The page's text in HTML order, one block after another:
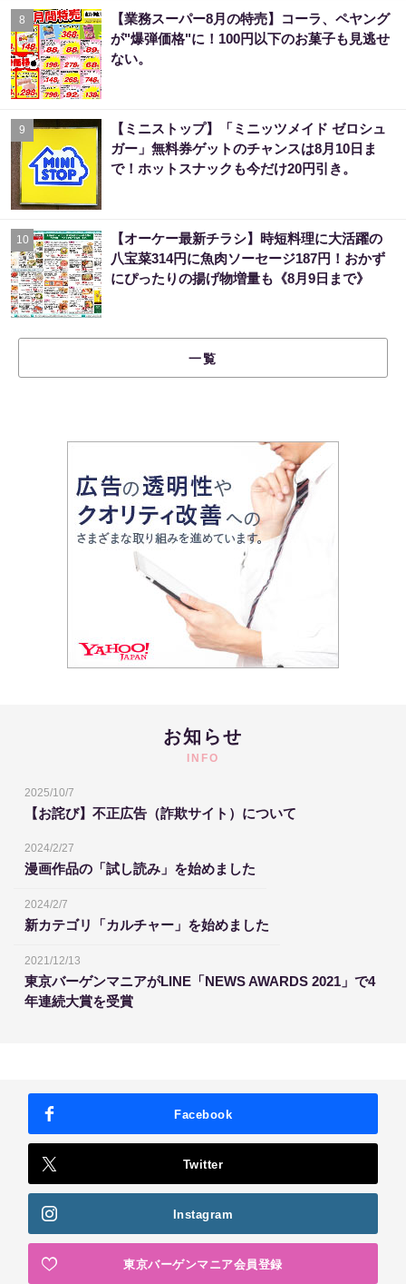
8
【業務スーパー8月の特売】コーラ、ペヤング
が"爆弾価格"に！100円以下のお菓子も見逃せ
ない。
9
【ミニストップ】「ミニッツメイド ゼロシュ
ガー」無料券ゲットのチャンスは8月10日ま
で！ホットスナックも今だけ20円引き。
10
【オーケー最新チラシ】時短料理に大活躍の
八宝菜314円に魚肉ソーセージ187円！おかず
にぴったりの揚げ物増量も《8月9日まで》
一覧
お知らせ
INFO
2025/10/7
【お詫び】不正広告（詐欺サイト）について
2024/2/27
漫画作品の「試し読み」を始めました
2024/2/7
新カテゴリ「カルチャー」を始めました
2021/12/13
東京バーゲンマニアがLINE「NEWS AWARDS 2021」で4
年連続大賞を受賞
Facebook
Twitter
Instagram
東京バーゲンマニア会員登録